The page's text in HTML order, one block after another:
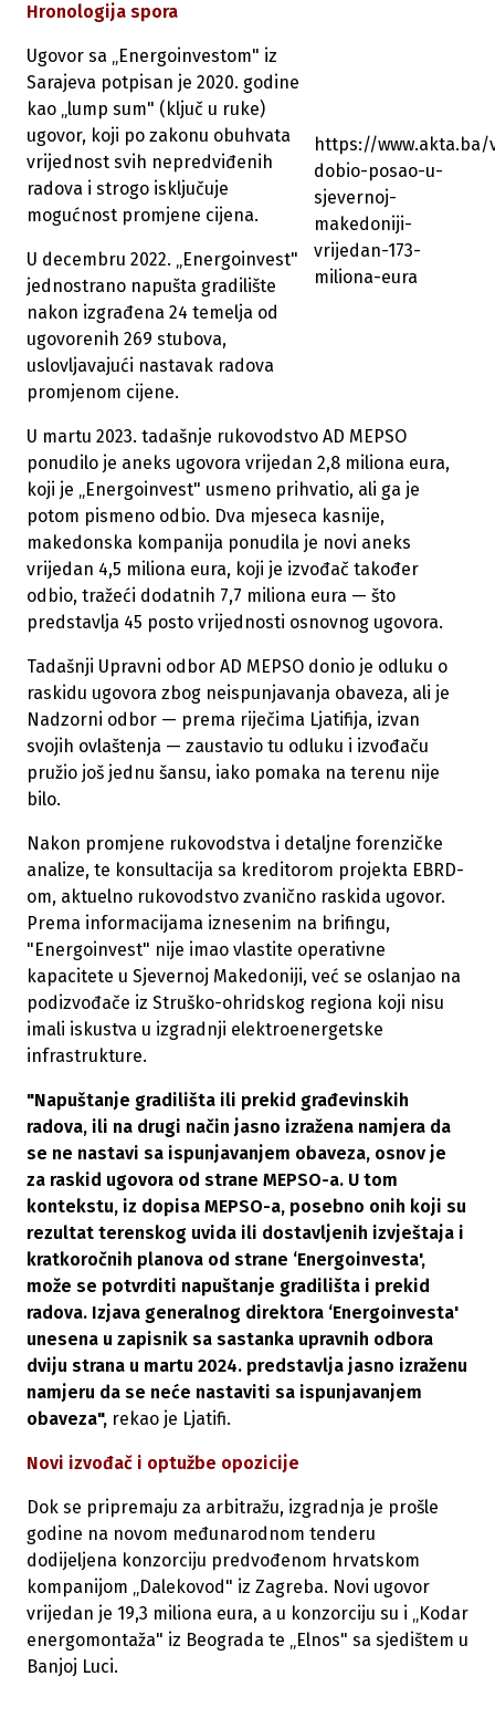
https://
dobio-posao-u-
sjevernoj-
makedoniji-
vrijedan-173-
miliona-eura
Hronologija spora
Ugovor sa „Energoinvestom" iz
Sarajeva potpisan je 2020. godine
kao „lump sum" (ključ u ruke)
ugovor, koji po zakonu obuhvata
vrijednost svih nepredviđenih
radova i strogo isključuje
mogućnost promjene cijena.
U decembru 2022. „Energoinvest"
jednostrano napušta gradilište
nakon izgrađena 24 temelja od
ugovorenih 269 stubova,
uslovljavajući nastavak radova
promjenom cijene.
U martu 2023. tadašnje rukovodstvo AD MEPSO
ponudilo je aneks ugovora vrijedan 2,8 miliona eura,
koji je „Energoinvest" usmeno prihvatio, ali ga je
potom pismeno odbio. Dva mjeseca kasnije,
makedonska kompanija ponudila je novi aneks
vrijedan 4,5 miliona eura, koji je izvođač također
odbio, tražeći dodatnih 7,7 miliona eura — što
predstavlja 45 posto vrijednosti osnovnog ugovora.
Tadašnji Upravni odbor AD MEPSO donio je odluku o
raskidu ugovora zbog neispunjavanja obaveza, ali je
Nadzorni odbor — prema riječima Ljatifija, izvan
svojih ovlaštenja — zaustavio tu odluku i izvođaču
pružio još jednu šansu, iako pomaka na terenu nije
bilo.
Nakon promjene rukovodstva i detaljne forenzičke
analize, te konsultacija sa kreditorom projekta EBRD-
om, aktuelno rukovodstvo zvanično raskida ugovor.
Prema informacijama iznesenim na brifingu,
"Energoinvest" nije imao vlastite operativne
kapacitete u Sjevernoj Makedoniji, već se oslanjao na
podizvođače iz Struško-ohridskog regiona koji nisu
imali iskustva u izgradnji elektroenergetske
infrastrukture.
"Napuštanje gradilišta ili prekid građevinskih
radova, ili na drugi način jasno izražena namjera da
se ne nastavi sa ispunjavanjem obaveza, osnov je
za raskid ugovora od strane MEPSO-a. U tom
kontekstu, iz dopisa MEPSO-a, posebno onih koji su
rezultat terenskog uvida ili dostavljenih izvještaja i
kratkoročnih planova od strane ‘Energoinvesta',
može se potvrditi napuštanje gradilišta i prekid
radova. Izjava generalnog direktora ‘Energoinvesta'
unesena u zapisnik sa sastanka upravnih odbora
dviju strana u martu 2024. predstavlja jasno izraženu
namjeru da se neće nastaviti sa ispunjavanjem
obaveza", rekao je Ljatifi.
Novi izvođač i optužbe opozicije
Dok se pripremaju za arbitražu, izgradnja je prošle
godine na novom međunarodnom tenderu
dodijeljena konzorciju predvođenom hrvatskom
kompanijom „Dalekovod" iz Zagreba. Novi ugovor
vrijedan je 19,3 miliona eura, a u konzorciju su i „Kodar
energomontaža" iz Beograda te „Elnos" sa sjedištem u
Banjoj Luci.